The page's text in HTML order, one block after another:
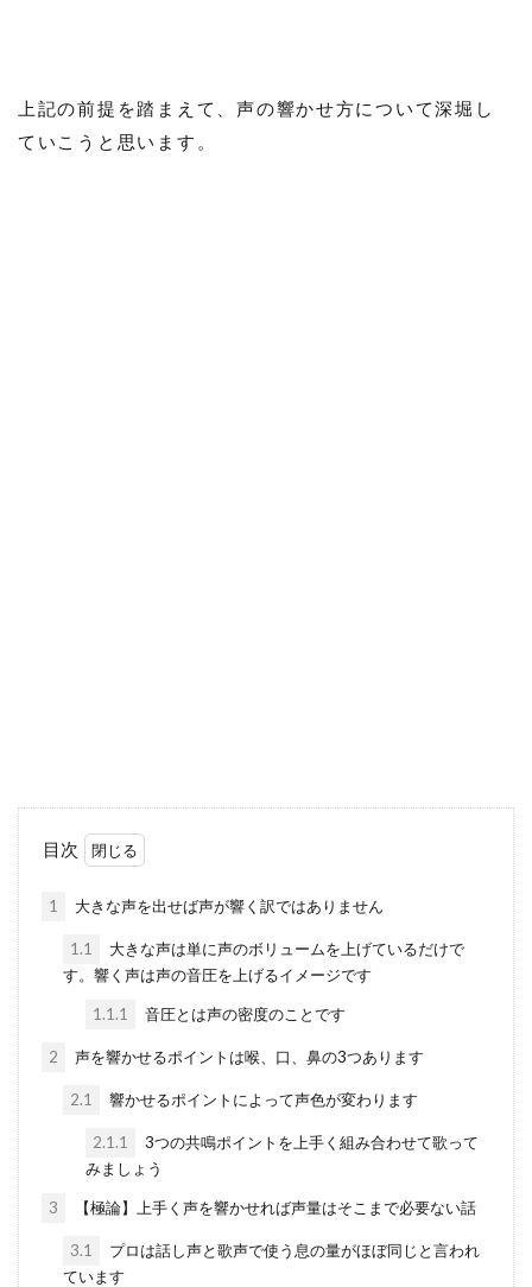
上記の前提を踏まえて、声の響かせ方について深堀し
ていこうと思います。
目次
1 大きな声を出せば声が響く訳ではありません
1.1
大きな声は単に声のボリュームを上げているだけで
す。響く声は声の音圧を上げるイメージです
1.1.1 音圧とは声の密度のことです
2 声を響かせるポイントは喉、口、鼻の3つあります
2.1 響かせるポイントによって声色が変わります
2.1.1
3つの共鳴ポイントを上手く組み合わせて歌って
みましょう
3 【極論】上手く声を響かせれば声量はそこまで必要ない話
3.1
プロは話し声と歌声で使う息の量がほぼ同じと言われ
ています